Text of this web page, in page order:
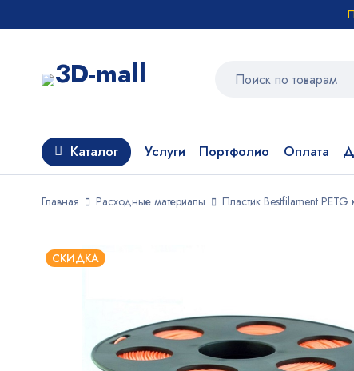
Каталог Услуги Портфолио Оплата
Главная Расходные материалы Пластик Bestfilament
СКИДКА